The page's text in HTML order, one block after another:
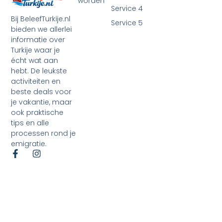
Bij BeleefTurkije.nl
bieden we allerlei
informatie over
Turkije waar je
écht wat aan
hebt. De leukste
activiteiten en
beste deals voor
je vakantie, maar
ook praktische
tips en alle
processen rond je
emigratie.
Service 4
Service 5